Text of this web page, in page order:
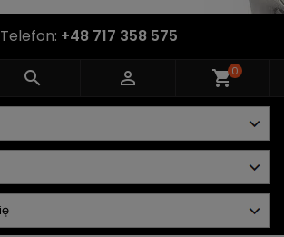
Telefon: +48 717 358 575
  shopping_cart0